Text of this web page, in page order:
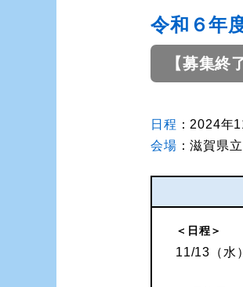
令和６年
【募集
日程 ：2024年
会場 ：滋賀県
＜日程＞
11/13（水